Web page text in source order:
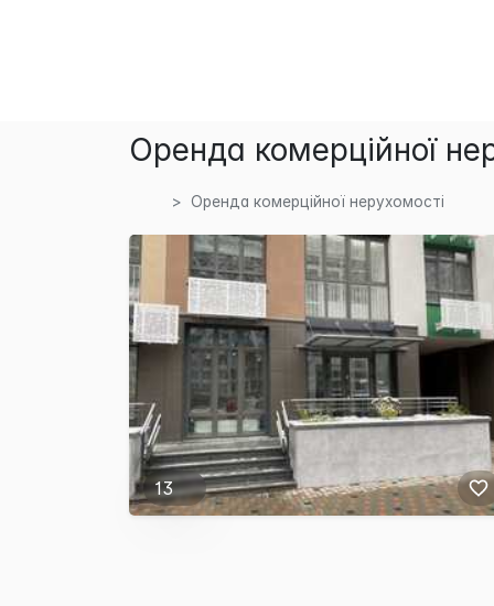
Оренда комерційної
Оренда комерційної нерухомості
13